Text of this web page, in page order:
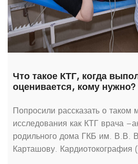
Что такое КТГ, когда
оценивается, кому нужно?
Попросили рассказать о таком
исследования как КТГ врача
родильного дома ГКБ им. В.В.
Карташову. Кардиотокография